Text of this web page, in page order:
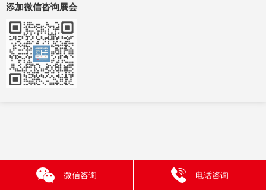
添加微信咨询展会
微信咨询 电话咨询